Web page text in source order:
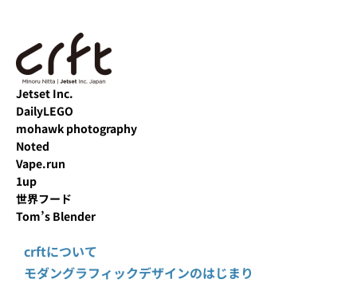
Jetset Inc.
DailyLEGO
mohawk photography
Noted
Vape.run
1up
世界フード
Tom’s Blender
crftについて
モダングラフィックデザインのはじまり